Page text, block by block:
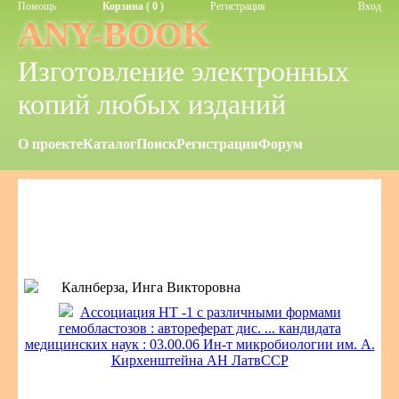
Помощь Корзина ( 0 ) Регистрация Вход
ANY-BOOK
Изготовление электронных
копий любых изданий
О проектеКаталогПоискРегистрацияФорум
Калнберза, Инга Викторовна
Ассоциация НТ -1 с различными формами
гемобластозов : автореферат дис. ... кандидата
медицинских наук : 03.00.06 Ин-т микробиологии им. А.
Кирхенштейна АН ЛатвССР